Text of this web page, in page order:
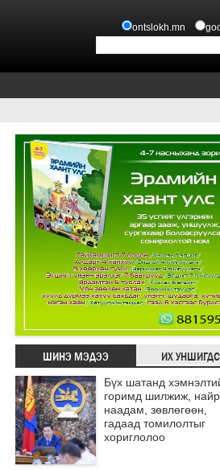
ontslokh.mn
ШИНЭ МЭДЭЭ ИХ
Бүх шатанд
горимд шилжиж, найр
наадам, зөвлөгөөн,
гадаад томилолтыг
хориглолоо